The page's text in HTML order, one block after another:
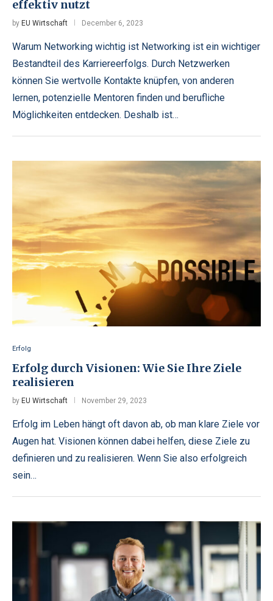
effektiv nutzt
by EU Wirtschaft December 6, 2023
Warum Networking wichtig ist Networking ist ein wichtiger
Bestandteil des Karriereerfolgs. Durch Netzwerken
können Sie wertvolle Kontakte knüpfen, von anderen
lernen, potenzielle Mentoren finden und berufliche
Möglichkeiten entdecken. Deshalb ist…
Erfolg
Erfolg durch Visionen: Wie Sie Ihre Ziele
realisieren
by EU Wirtschaft November 29, 2023
Erfolg im Leben hängt oft davon ab, ob man klare Ziele vor
Augen hat. Visionen können dabei helfen, diese Ziele zu
definieren und zu realisieren. Wenn Sie also erfolgreich
sein…